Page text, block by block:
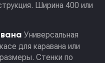
Ширина 400 или
Универсальная
для каравана или
Стенки по